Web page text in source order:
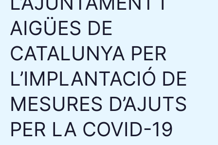
AIGÜES DE
CATALUNYA PER
L’IMPLANTACIÓ DE
MESURES D’AJUTS
PER LA COVID-19
PER
LA
COVID-
19